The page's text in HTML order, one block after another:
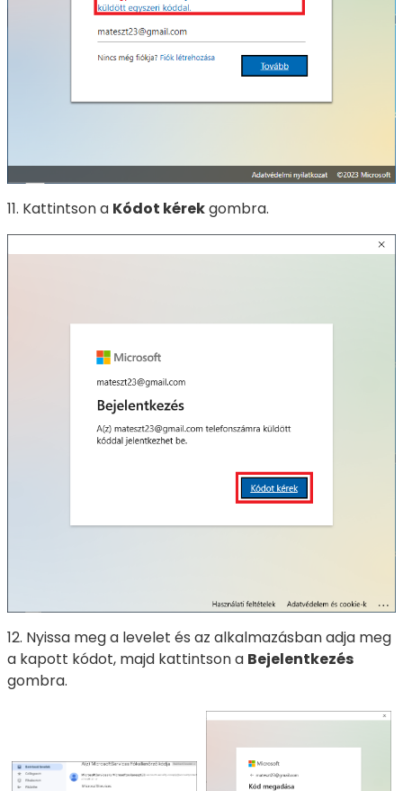
11. Kattintson a Kódot kérekgombra.
12. Nyissa meg a levelet és az alkalmazásban adja meg
a kapott kódot, majd kattintson a Bejelentkezés
gombra.